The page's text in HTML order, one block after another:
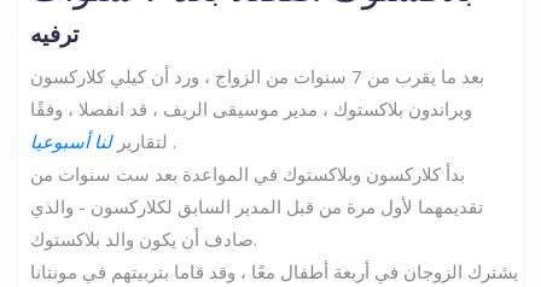
ترفيه
بعد ما يقرب من 7 سنوات من الزواج ، ورد أن كيلي كلاركسون
وبراندون بلاكستوك ، مدير موسيقى الريف ، قد انفصلا ، وفقًا
لتقاريرلنا أسبوعيا
.
بدأ كلاركسون وبلاكستوك في المواعدة بعد ست سنوات من
تقديمهما لأول مرة من قبل المدير السابق لكلاركسون - والذي
صادف أن يكون والد بلاكستوك.
يشترك الزوجان في أربعة أطفال معًا ، وقد قاما بتربيتهم في مونتانا